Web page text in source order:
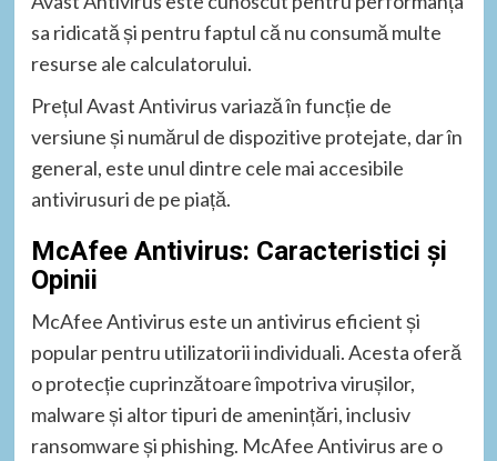
sa ridicată și pentru faptul că nu consumă multe
resurse ale calculatorului.
Prețul Avast Antivirus variază în funcție de
versiune și numărul de dispozitive protejate, dar în
general, este unul dintre cele mai accesibile
antivirusuri de pe piață.
McAfee Antivirus: Caracteristici și
Opinii
McAfee Antivirus este un antivirus eficient și
popular pentru utilizatorii individuali. Acesta oferă
o protecție cuprinzătoare împotriva virușilor,
malware și altor tipuri de amenințări, inclusiv
ransomware și phishing. McAfee Antivirus are o